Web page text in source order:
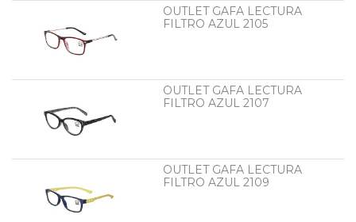
OUTLET GAFA LECTURA
FILTRO AZUL 2105
OUTLET GAFA LECTURA
FILTRO AZUL 2107
OUTLET GAFA LECTURA
FILTRO AZUL 2109